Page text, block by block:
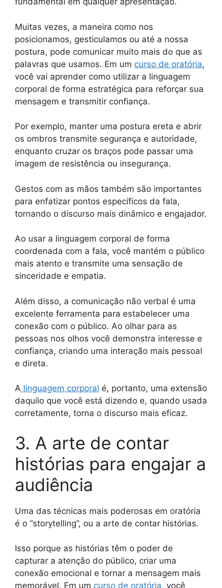
Muitas vezes, a maneira como nos
posicionamos, gesticulamos ou até a nossa
postura, pode comunicar muito mais do que as
palavras que usamos. Em um curso de oratória,
você vai aprender como utilizar a linguagem
corporal de forma estratégica para reforçar sua
mensagem e transmitir confiança.
Por exemplo, manter uma postura ereta e abrir
os ombros transmite segurança e autoridade,
enquanto cruzar os braços pode passar uma
imagem de resistência ou insegurança.
Gestos com as mãos também são importantes
para enfatizar pontos específicos da fala,
tornando o discurso mais dinâmico e engajador.
Ao usar a linguagem corporal de forma
coordenada com a fala, você mantém o público
mais atento e transmite uma sensação de
sinceridade e empatia.
Além disso, a comunicação não verbal é uma
excelente ferramenta para estabelecer uma
conexão com o público. Ao olhar para as
pessoas nos olhos você demonstra interesse e
confiança, criando uma interação mais pessoal
e direta.
A linguagem corporal é, portanto, uma extensão
daquilo que você está dizendo e, quando usada
corretamente, torna o discurso mais eficaz.
3. A arte de contar
histórias para engajar a
audiência
Uma das técnicas mais poderosas em oratória
é o “storytelling”, ou a arte de contar histórias.
Isso porque as histórias têm o poder de
capturar a atenção do público, criar uma
conexão emocional e tornar a mensagem mais
memorável. Em um curso de oratória, você